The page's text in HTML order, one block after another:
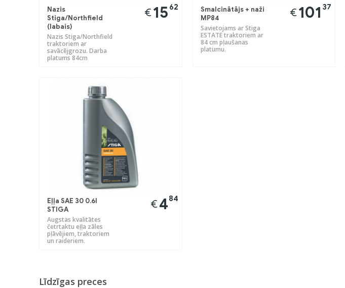
Nazis
Stiga/Northfield
(labais)
Nazis Stiga/Northfield
traktoriem ar
savācējgrozu. Darba
platums 84cm
€15 62
Smalcinātājs + naži
MP84
Savietojams ar Stiga
ESTATE traktoriem ar
84 cm pļaušanas
platumu.
€101 37
Eļļa SAE 30 0.6l
STIGA
Augstas kvalitātes
četrtaktu eļļa zāles
pļāvējiem, traktoriem
un raideriem.
€484
Līdzīgas preces